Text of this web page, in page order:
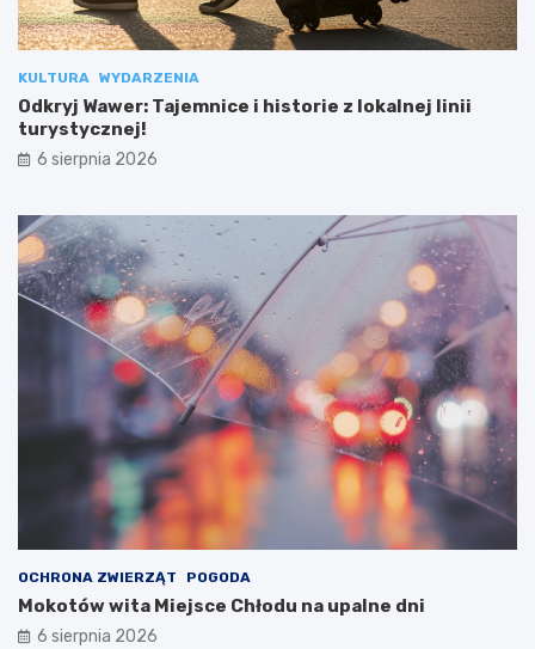
KULTURA WYDARZENIA
Odkryj Wawer: Tajemnice i historie z lokalnej linii
turystycznej!
6 sierpnia 2026
OCHRONA ZWIERZĄT POGODA
Mokotów wita Miejsce Chłodu na upalne dni
6 sierpnia 2026